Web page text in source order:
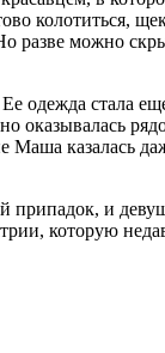
колотиться,
разве можно
одежда
оказывалась
Маша
и
которую